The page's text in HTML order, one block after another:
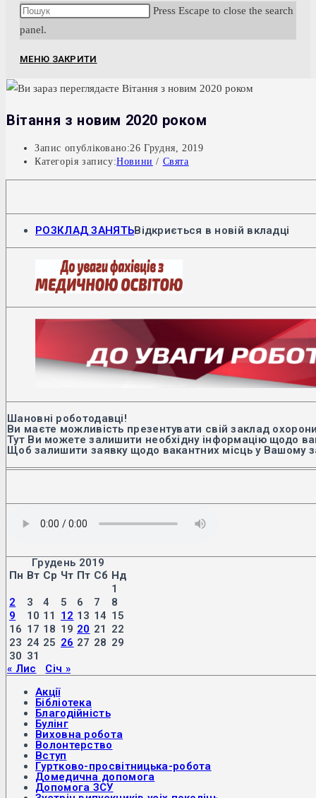
Press Escape to close the search
panel.
МЕНЮ ЗАКРИТИ
Вітання з новим 2020 роком
Запис опубліковано:26 Грудня, 2019
Категорія запису:Новини / Свята
РОЗКЛАД ЗАНЯТЬВідкриється в новій вкладці
Шановні роботодавці!
Ви маєте можливість презентувати свій заклад
Тут Ви можете залишити необхідну інформацію щодо
Щоб залишити заявку щодо вакантних місць у Вашому
Грудень 2019
Пн Вт Ср Чт Пт Сб Нд
1
2
3 4 5 6 7
8
9
10 11 12 13 14 15
16 17 18 19 20 21
22
23 24 25 26 27 28 29
30 31
« Лис
Січ »
Акції
Бібліотека
Благодійність
Булінг
Виховна робота
Волонтерство
Вступ
Гуртково-просвітницька-робота
Домедична допомога
Допомога ЗСУ